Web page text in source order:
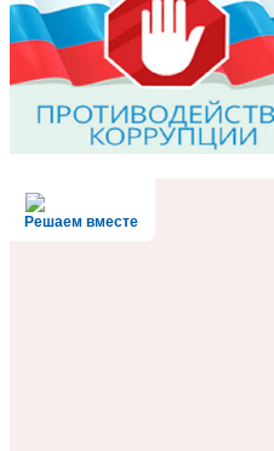
Решаем вместе